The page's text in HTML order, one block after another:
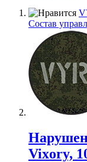
Состав
Vixory,